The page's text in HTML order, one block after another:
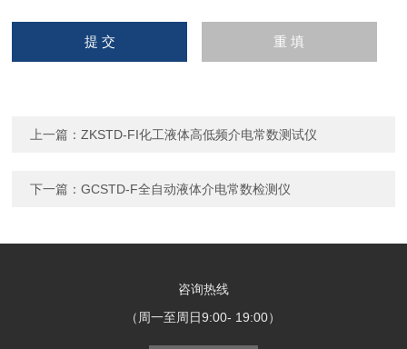
上一篇：ZKSTD-FI化工液体高低频介电常数测试仪
下一篇：GCSTD-F全自动液体介电常数检测仪
咨询热线
（周一至周日9:00- 19:00）